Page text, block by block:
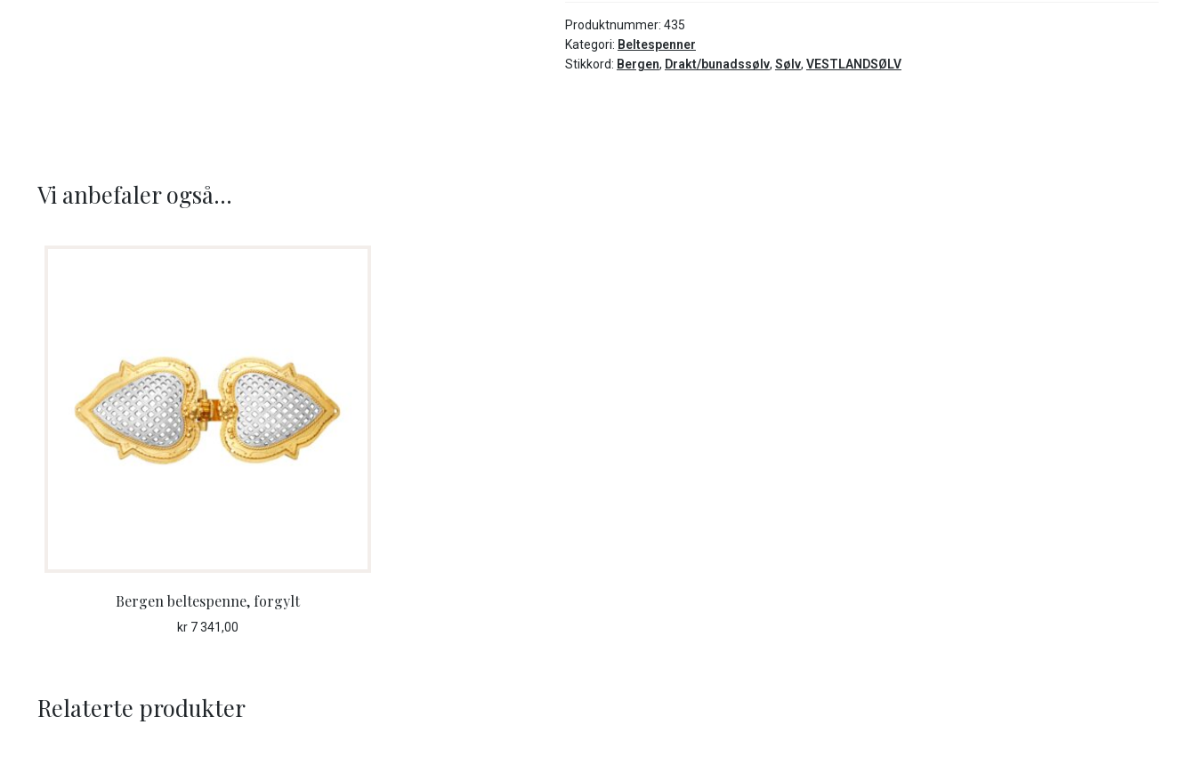
Produktnummer: 435
Kategori: Beltespenner
Stikkord: Bergen, Drakt/bunadssølv, Sølv, VESTLANDSØLV
Vi anbefaler også...
Bergen beltespenne, forgylt
kr 7 341,00
Relaterte produkter